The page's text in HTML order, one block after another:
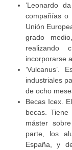
‘Leonardo
compañías
Unión
grado
realizando
incorporarse
‘Vulcanus’.
industriales
de ocho
Becas Icex.
becas.
máster
parte, los
España, y